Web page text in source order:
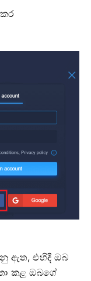
ඇත, එහිදී ඔබ
කළ ඔබගේ